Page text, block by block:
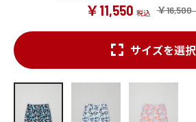
￥16,500
￥11,550
サイズを選択